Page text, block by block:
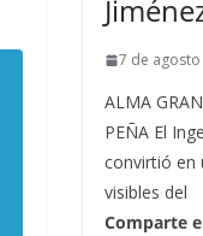
7 de
ALMA
PEÑA El
convirtió en
visibles del
Comparte